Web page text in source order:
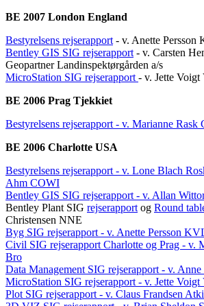
BE 2007 London England
Bestyrelsens rejserapport - v. Anette Persson
Bentley GIS SIG rejserapport - v. Carsten
Geopartner Landinspektørgården a/s
MicroStation SIG rejserapport - v. Jette Voigt
BE 2006 Prag Tjekkiet
Bestyrelsens rejserapport - v. Marianne Rask
BE 2006 Charlotte USA
Bestyrelsens rejserapport - v. Lone Blach
Ahm COWI
Bentley GIS SIG rejserapport - v. Allan
Bentley Plant SIG rejserapport og Round
Christensen NNE
Byg SIG rejserapport - v. Anette Persson
Civil SIG rejserapport Charlotte og Prag - v.
Bro
Data Management SIG rejserapport - v.
MicroStation SIG rejserapport - v. Jette Voigt
Plot SIG rejserapport - v. Claus Frandsen